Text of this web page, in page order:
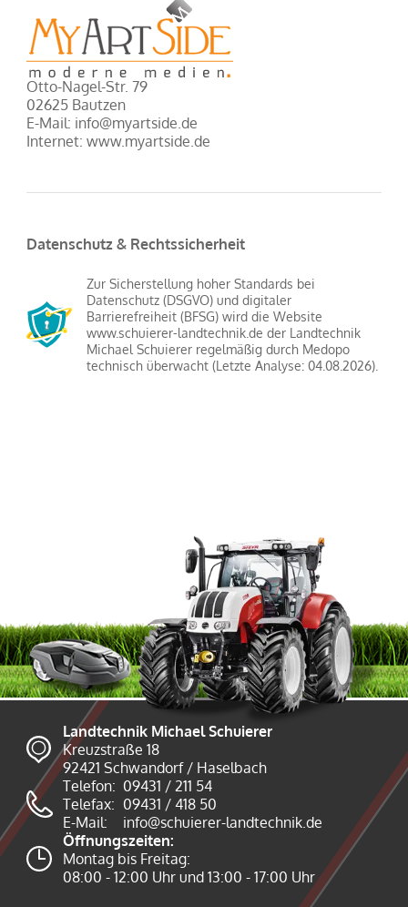
Otto-Nagel-Str. 79
02625 Bautzen
E-Mail: info@myartside.de
Internet: www.myartside.de
Datenschutz & Rechtssicherheit
Zur Sicherstellung hoher Standards bei
Datenschutz (DSGVO) und digitaler
Barrierefreiheit (BFSG) wird die Website
www.schuierer-landtechnik.de der Landtechnik
Michael Schuierer regelmäßig durch Medopo
technisch überwacht (Letzte Analyse: 04.08.2026).
Landtechnik Michael Schuierer
Kreuzstraße 18
92421 Schwandorf / Haselbach
Telefon: 09431 / 211 54
Telefax: 09431 / 418 50
E-Mail:
info@schuierer-landtechnik.de
Öffnungszeiten:
Montag bis Freitag:
08:00 - 12:00 Uhr und 13:00 - 17:00 Uhr